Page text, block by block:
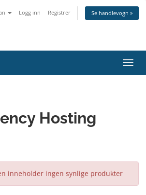
Logg inn Registrer Se handlevogn »
Bytt
Hosting
inneholder ingen synlige produkter